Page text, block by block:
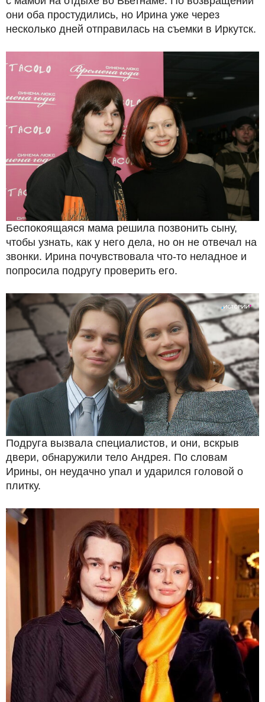
они оба простудились, но Ирина уже через
несколько дней отправилась на съемки в Иркутск.
Беспокоящаяся мама решила позвонить сыну,
чтобы узнать, как у него дела, но он не отвечал на
звонки. Ирина почувствовала что-то неладное и
попросила подругу проверить его.
Подруга вызвала специалистов, и они, вскрыв
двери, обнаружили тело Андрея. По словам
Ирины, он неудачно упал и ударился головой о
плитку.